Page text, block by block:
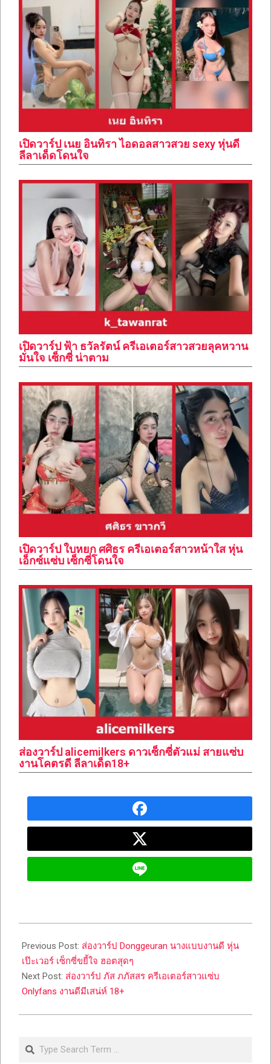
เปิดวาร์ป เนย อินทิรา ไอดอลสาวสวย sexy หุ่นดี
ลีลาเด็ดโดนใจ
เปิดวาร์ป ฟ้า ธวัลรัตน์ ครีเอเตอร์สาวสวยลุคหวาน
มั่นใจ เซ็กซี่ น่าตาม
เปิดวาร์ป ใบหยก ศศิธร ครีเอเตอร์สาวหน้าใส หุ่น
เอ็กซ์แซ่บ เซ็กซี่โดนใจ
ส่องวาร์ป alicemilkers ดาวเซ็กซี่ตัวแม่ สายแซ่บ
งานโคตรดี ลีลาเด็ด18+
05-
21
Previous Post: ส่องวาร์ป Donggeuran นางแบบงานดี หุ่น
เป๊ะเวอร์ เซ็กซี่ขยี้ใจ ฮอตสุดๆ
Next Post: ส่องวาร์ป ภัส ภภัสสร ครีเอเตอร์สาวแซ่บ
Onlyfans งานดีมีเสน่ห์ 18+
Search